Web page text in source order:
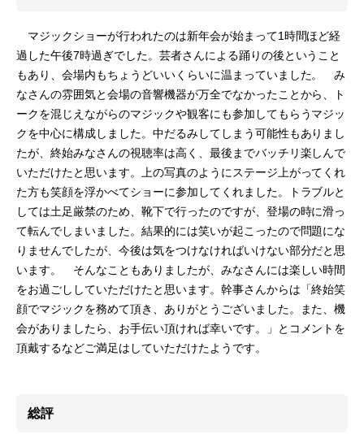
マジックショーが行われたのは新年会が始まって1時間ほど経
過した午後7時過ぎでした。芸者さんによる踊りの後ということ
もあり、会場内もちょうどいいくらいに温まっていました。 み
なさんの雰囲気と会場の音響機器が万全でなかったことから、ト
ークを混じえながらのマジックや観客にも参加してもらうマジッ
クを中心に構成しました。中だるみしてしまう可能性もありまし
たが、終始みなさんの視聴率は高く、最後までバッチリ楽しんで
いただけたと思います。上の写真のようにステージ上がってくれ
た方も笑顔を浮かべてショーに参加してくれました。トラブルと
しては土足厳禁のため、靴下で行ったのですが、登場の時に滑っ
て転んでしまいました。結果的には笑いが起こったので問題にな
りませんでしたが、今後は気をつけなければいけない部分だと思
います。 そんなこともありましたが、みなさんには楽しい時間
をお過ごししていただけたと思います。幹事さんからは「終始笑
顔でマジックを務めて頂き、ありがとうございました。また、機
会がありましたら、お手伝い頂ければ幸いです。」とコメントを
頂戴するなどご満足はしていただけたようです。
総評